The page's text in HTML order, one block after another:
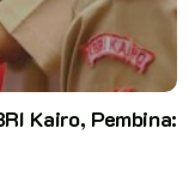
Kairo, Pembina: